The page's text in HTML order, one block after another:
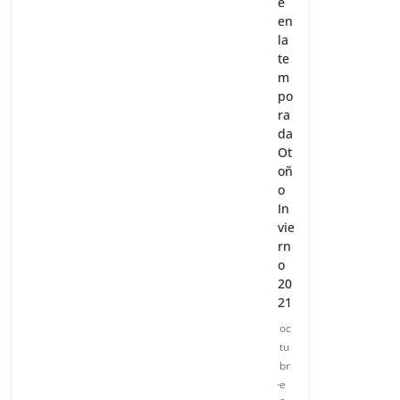
en
la
te
m
po
ra
da
Ot
oñ
o
In
vie
rn
o
20
21
oc
tu
br
e